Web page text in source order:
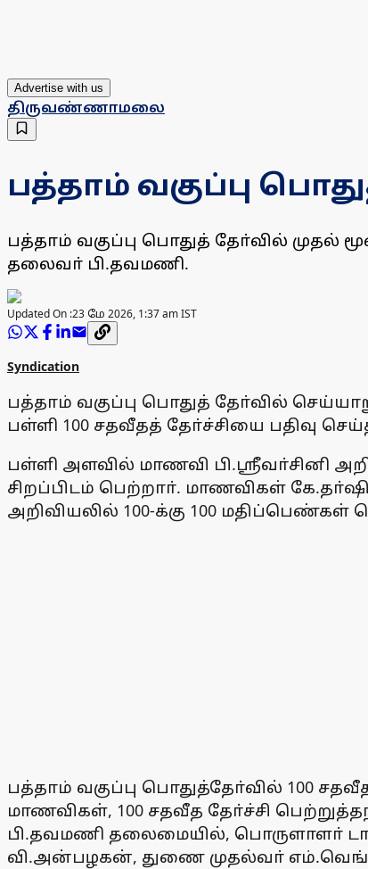
Advertise with us
திருவண்ணாமலை
பத்தாம் வகுப்பு
பத்தாம் வகுப்பு பொதுத் தோ்வில்
தலைவா் பி.தவமணி.
Updated On :23 மே 2026, 1:37 am IST
Syndication
பத்தாம் வகுப்பு பொதுத் தோ்வில்
பள்ளி 100 சதவீதத் தோ்ச்சியை பதிவு
பள்ளி அளவில் மாணவி பி.ஸ்ரீவா்சினி
சிறப்பிடம் பெற்றாா். மாணவிகள்
அறிவியலில் 100-க்கு 100 மதிப்பெண்கள்
பத்தாம் வகுப்பு பொதுத்தோ்வில் 100
மாணவிகள், 100 சதவீத தோ்ச்சி
பி.தவமணி தலைமையில், பொருளாளா்
வி.அன்பழகன், துணை முதல்வா்